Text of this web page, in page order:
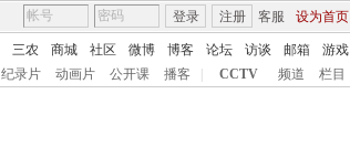
客服 设为首页
登录 注册
三农 商城 社区 微博 博客 论坛 访谈 邮箱
游戏
纪录片 动画片 公开课 播客 CCTV 频道 栏目